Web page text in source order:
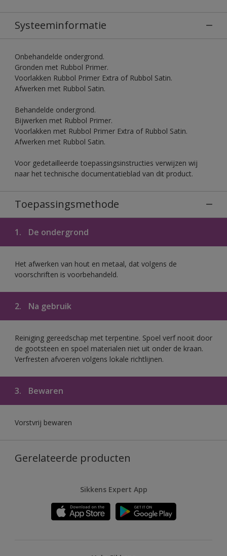
Systeeminformatie
Onbehandelde ondergrond.
Gronden met Rubbol Primer.
Voorlakken Rubbol Primer Extra of Rubbol Satin.
Afwerken met Rubbol Satin.
Behandelde ondergrond.
Bijwerken met Rubbol Primer.
Voorlakken met Rubbol Primer Extra of Rubbol Satin.
Afwerken met Rubbol Satin.
Voor gedetailleerde toepassingsinstructies verwijzen wij
naar het technische documentatieblad van dit product.
Toepassingsmethode
1. De ondergrond
Het afwerken van hout en metaal, dat volgens de
voorschriften is voorbehandeld.
2. Na gebruik
Reiniging gereedschap met terpentine. Spoel verf nooit door
de gootsteen en spoel materialen niet uit onder de kraan.
Verfresten afvoeren volgens lokale richtlijnen.
3. Bewaren
Vorstvrij bewaren
Gerelateerde producten
Sikkens Expert App